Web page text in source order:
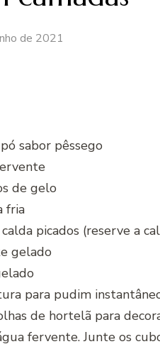
de 2021
sabor pêssego
de gelo
fria
picados (reserve a
gelado
para pudim
de hortelã para
fervente. Junte os